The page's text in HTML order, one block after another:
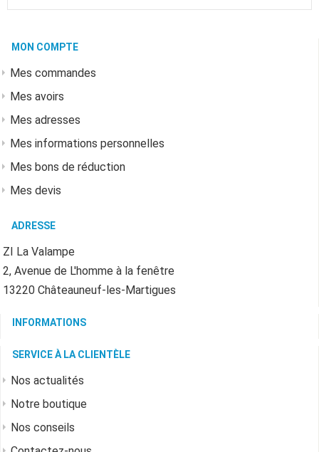
MON COMPTE
Mes commandes
Mes avoirs
Mes adresses
Mes informations personnelles
Mes bons de réduction
Mes devis
ADRESSE
ZI La Valampe
2, Avenue de L'homme à la fenêtre
13220 Châteauneuf-les-Martigues
INFORMATIONS
SERVICE À LA CLIENTÈLE
Nos actualités
Notre boutique
Nos conseils